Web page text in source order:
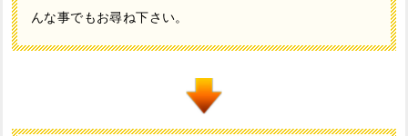
んな事でもお尋ね下さい。